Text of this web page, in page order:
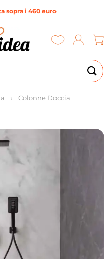
sopra i 460 euro
Colonne Doccia